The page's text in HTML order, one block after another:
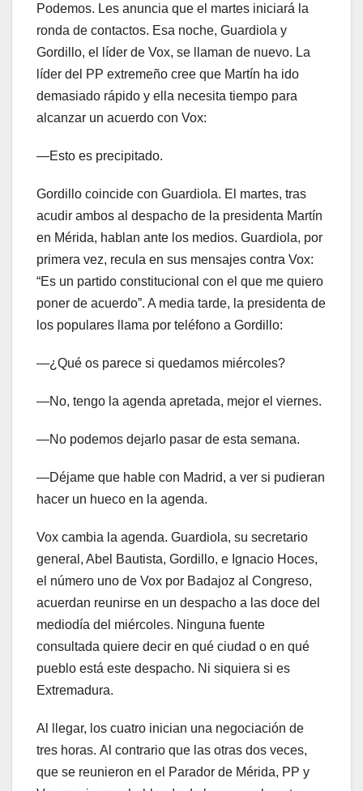
Podemos. Les anuncia que el martes iniciará la
ronda de contactos. Esa noche, Guardiola y
Gordillo, el líder de Vox, se llaman de nuevo. La
líder del PP extremeño cree que Martín ha ido
demasiado rápido y ella necesita tiempo para
alcanzar un acuerdo con Vox:
—Esto es precipitado.
Gordillo coincide con Guardiola. El martes, tras
acudir ambos al despacho de la presidenta Martín
en Mérida, hablan ante los medios. Guardiola, por
primera vez, recula en sus mensajes contra Vox:
“Es un partido constitucional con el que me quiero
poner de acuerdo”. A media tarde, la presidenta de
los populares llama por teléfono a Gordillo:
—¿Qué os parece si quedamos miércoles?
—No, tengo la agenda apretada, mejor el viernes.
—No podemos dejarlo pasar de esta semana.
—Déjame que hable con Madrid, a ver si pudieran
hacer un hueco en la agenda.
Vox cambia la agenda. Guardiola, su secretario
general, Abel Bautista, Gordillo, e Ignacio Hoces,
el número uno de Vox por Badajoz al Congreso,
acuerdan reunirse en un despacho a las doce del
mediodía del miércoles. Ninguna fuente
consultada quiere decir en qué ciudad o en qué
pueblo está este despacho. Ni siquiera si es
Extremadura.
Al llegar, los cuatro inician una negociación de
tres horas. Al contrario que las otras dos veces,
que se reunieron en el Parador de Mérida, PP y